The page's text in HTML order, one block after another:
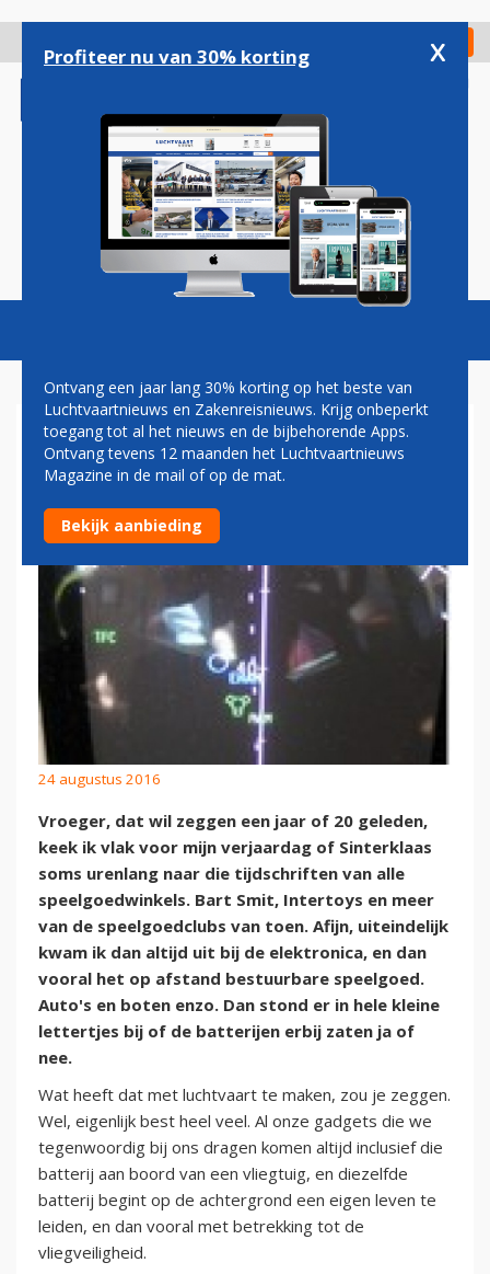
gaan
Check in
Magazine Podcasts Vacatures
DAVID VAN VLIET: INCLUSIEF
OF EXCLUSIEF BATTERIJEN...
24 augustus 2016
Vroeger, dat wil zeggen een jaar of 20 geleden,
keek ik vlak voor mijn verjaardag of Sinterklaas
soms urenlang naar die tijdschriften van alle
speelgoedwinkels. Bart Smit, Intertoys en meer
van de speelgoedclubs van toen. Afijn, uiteindelijk
kwam ik dan altijd uit bij de elektronica, en dan
vooral het op afstand bestuurbare speelgoed.
Auto's en boten enzo. Dan stond er in hele kleine
lettertjes bij of de batterijen erbij zaten ja of
nee.
Wat heeft dat met luchtvaart te maken, zou je zeggen.
Wel, eigenlijk best heel veel. Al onze gadgets die we
tegenwoordig bij ons dragen komen altijd inclusief die
batterij aan boord van een vliegtuig, en diezelfde
batterij begint op de achtergrond een eigen leven te
leiden, en dan vooral met betrekking tot de
vliegveiligheid.
Profiteer nu van 30% korting x
Ontvang een jaar lang 30% korting op het beste van
Luchtvaartnieuws en Zakenreisnieuws. Krijg onbeperkt
toegang tot al het nieuws en de bijbehorende Apps.
Ontvang tevens 12 maanden het Luchtvaartnieuws
Magazine in de mail of op de mat.
Bekijk aanbieding